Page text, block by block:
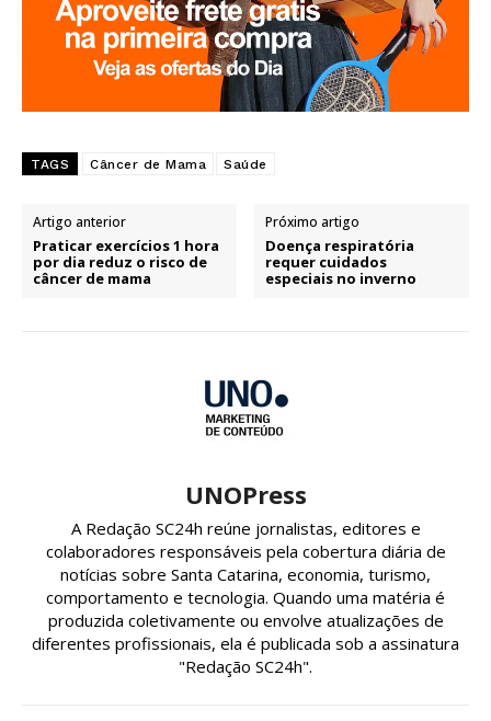
TAGS Câncer de Mama Saúde
Artigo anterior
Praticar exercícios 1 hora
por dia reduz o risco de
câncer de mama
Próximo artigo
Doença respiratória
requer cuidados
especiais no inverno
UNOPress
A Redação SC24h reúne jornalistas, editores e
colaboradores responsáveis pela cobertura diária de
notícias sobre Santa Catarina, economia, turismo,
comportamento e tecnologia. Quando uma matéria é
produzida coletivamente ou envolve atualizações de
diferentes profissionais, ela é publicada sob a assinatura
"Redação SC24h".